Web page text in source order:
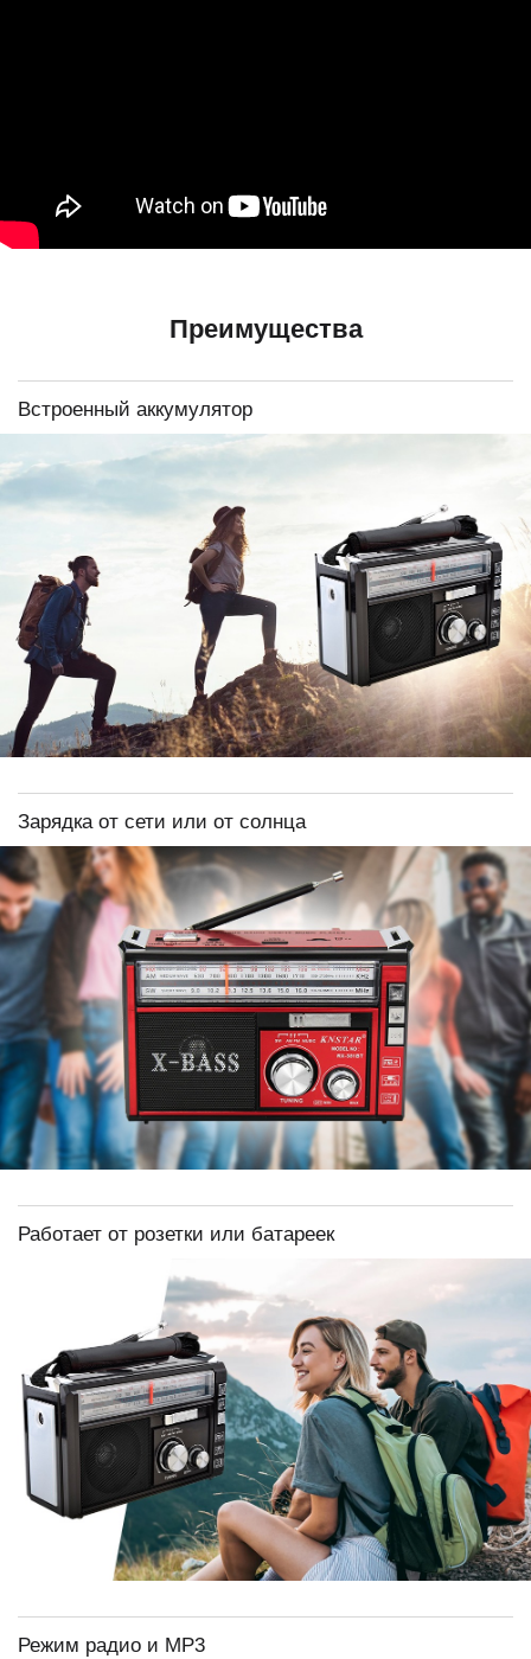
Преимущества
Встроенный аккумулятор
Зарядка от сети или от солнца
Работает от розетки или батареек
Режим радио и МР3